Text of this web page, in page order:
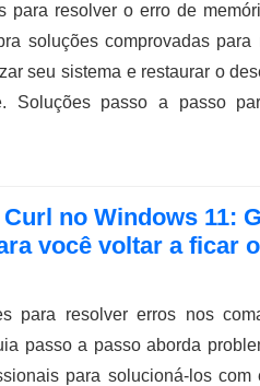
para resolver o erro de
soluções comprovadas
seu sistema e restaurar o
Soluções passo a passo
no Windows 11:
você voltar a ficar
para resolver erros nos
passo a passo aborda
para solucioná-los com